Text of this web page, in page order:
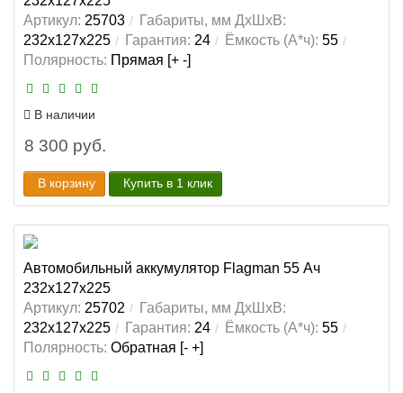
Артикул: 25703
Габариты, мм ДхШхВ:
232x127x225
Гарантия: 24 Ёмкость (А*ч): 55
Полярность: Прямая [+ -]
В наличии
8 300 руб.
В корзину Купить в 1 клик
Автомобильный аккумулятор Flagman 55 Ач
232x127x225
Артикул: 25702
Габариты, мм ДхШхВ:
232x127x225
Гарантия: 24 Ёмкость (А*ч): 55
Полярность: Обратная [- +]